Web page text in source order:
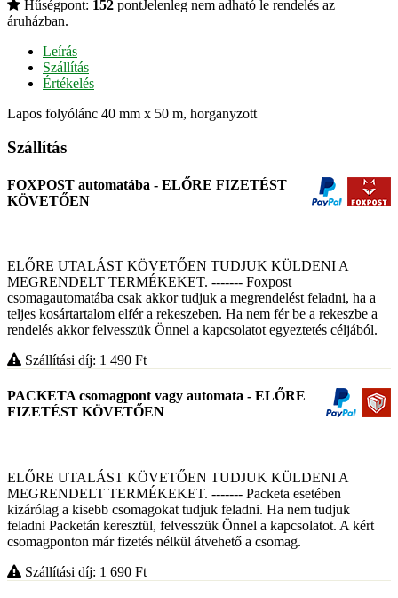
Hűségpont: 152 pontJelenleg nem adható le rendelés az
áruházban.
Leírás
Szállítás
Értékelés
Lapos folyólánc 40 mm x 50 m, horganyzott
Szállítás
FOXPOST automatába - ELŐRE FIZETÉST
KÖVETŐEN
ELŐRE UTALÁST KÖVETŐEN TUDJUK KÜLDENI A
MEGRENDELT TERMÉKEKET. ------- Foxpost
csomagautomatába csak akkor tudjuk a megrendelést feladni, ha a
teljes kosártartalom elfér a rekeszeben. Ha nem fér be a rekeszbe a
rendelés akkor felvesszük Önnel a kapcsolatot egyeztetés céljából.
Szállítási díj: 1 490 Ft
PACKETA csomagpont vagy automata - ELŐRE
FIZETÉST KÖVETŐEN
ELŐRE UTALÁST KÖVETŐEN TUDJUK KÜLDENI A
MEGRENDELT TERMÉKEKET. ------- Packeta esetében
kizárólag a kisebb csomagokat tudjuk feladni. Ha nem tudjuk
feladni Packetán keresztül, felvesszük Önnel a kapcsolatot. A kért
csomagponton már fizetés nélkül átvehető a csomag.
Szállítási díj: 1 690 Ft